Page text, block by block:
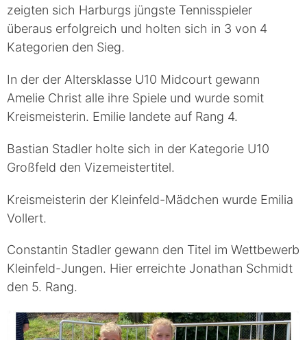
zeigten sich Harburgs jüngste Tennisspieler
überaus erfolgreich und holten sich in 3 von 4
Kategorien den Sieg.
In der der Altersklasse U10 Midcourt gewann
Amelie Christ alle ihre Spiele und wurde somit
Kreismeisterin. Emilie landete auf Rang 4.
Bastian Stadler holte sich in der Kategorie U10
Großfeld den Vizemeistertitel.
Kreismeisterin der Kleinfeld-Mädchen wurde Emilia
Vollert.
Constantin Stadler gewann den Titel im Wettbewerb
Kleinfeld-Jungen. Hier erreichte Jonathan Schmidt
den 5. Rang.